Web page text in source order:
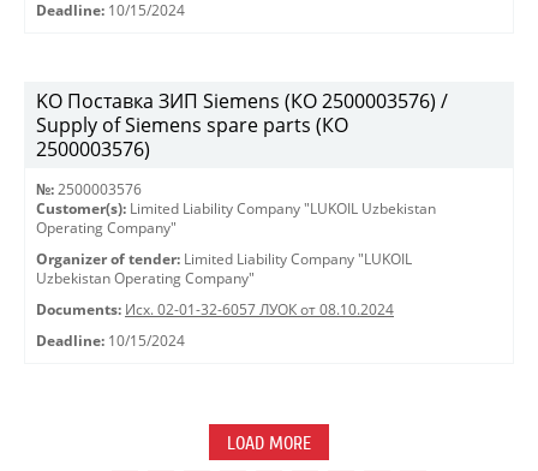
Deadline: 10/15/2024
KO Поставка ЗИП Siemens (КО 2500003576) /
Supply of Siemens spare parts (КО
2500003576)
№: 2500003576
Customer(s): Limited Liability Company "LUKOIL Uzbekistan
Operating Company"
Organizer of tender: Limited Liability Company "LUKOIL
Uzbekistan Operating Company"
Documents: Исх. 02-01-32-6057 ЛУОК от 08.10.2024
Deadline: 10/15/2024
LOAD MORE